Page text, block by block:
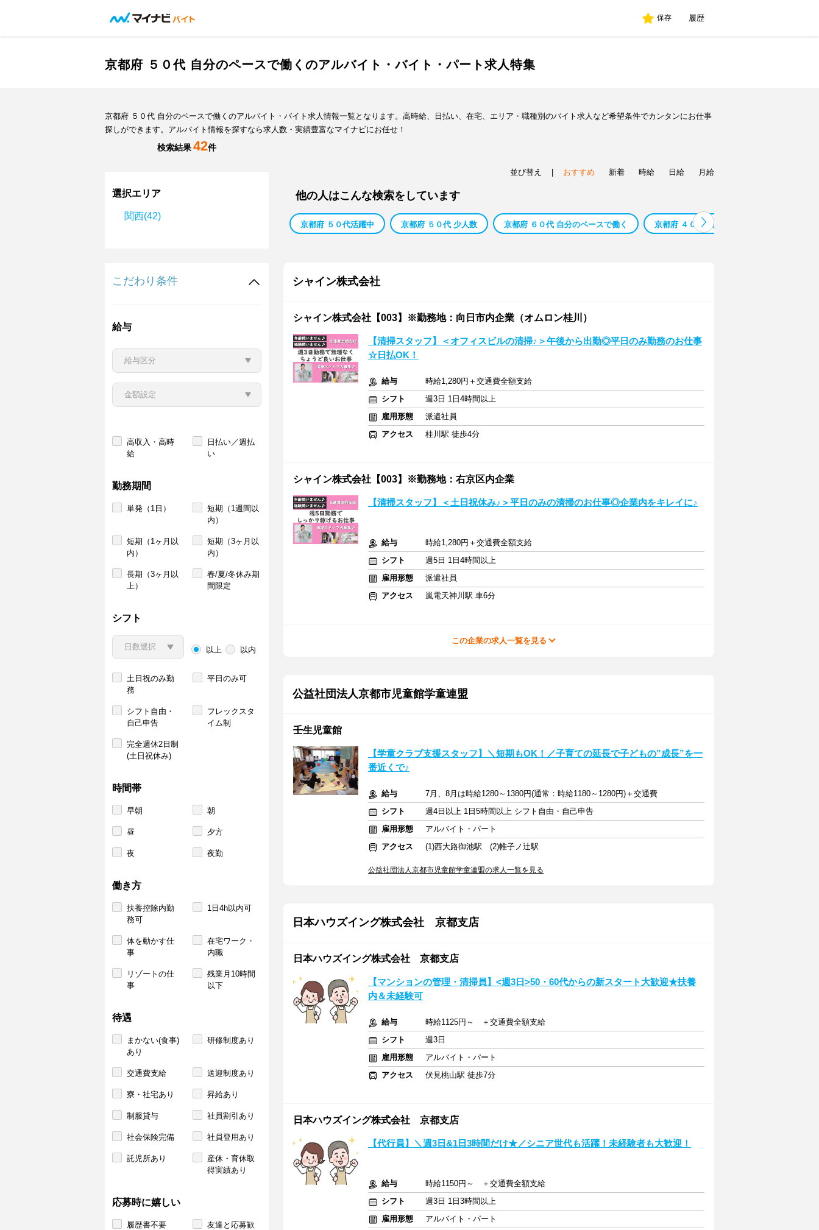
保存 履歴
京都府 ５０代 自分のペースで働くのアルバイト・バイト・パート求人特集
京都府 ５０代 自分のペースで働くのアルバイト・バイト求人情報一覧となります。高時給、日払い、在宅、エリア・職種別のバイト求人など希望条件でカンタンにお仕事
探しができます。アルバイト情報を探すなら求人数・実績豊富なマイナビにお任せ！
検索結果42件
選択エリア
関西(42)
こだわり条件
給与
高収入・高時
給
日払い／週払
い
勤務期間
単発（1日）
短期（1週間以
内）
短期（1ヶ月以
内）
短期（3ヶ月以
内）
長期（3ヶ月以
上）
春/夏/冬休み期
間限定
シフト
以上 以内
土日祝のみ勤
務
平日のみ可
シフト自由・
自己申告
フレックスタ
イム制
完全週休2日制
(土日祝休み)
時間帯
早朝 朝
昼 夕方
夜 夜勤
働き方
扶養控除内勤
務可
1日4h以内可
体を動かす仕
事
在宅ワーク・
内職
リゾートの仕
事
残業月10時間
以下
待遇
まかない(食事)
あり
研修制度あり
交通費支給 送迎制度あり
寮・社宅あり 昇給あり
制服貸与 社員割引あり
社会保険完備 社員登用あり
託児所あり
産休・育休取
得実績あり
応募時に嬉しい
履歴書不要
友達と応募歓
並び替え おすすめ 新着 時給 日給 月給
他の人はこんな検索をしています
京都府 ５０代活躍中 京都府 ５０代 少人数 京都府 ６０代 自分のペースで働く 京都府 ４０代 自分のペースで働く
シャイン株式会社
シャイン株式会社【003】※勤務地：向日市内企業（オムロン桂川）
【清掃スタッフ】＜オフィスビルの清掃♪＞午後から出勤◎平日のみ勤務のお仕事
☆日払OK！
給与
時給1,280円＋交通費全額支給
シフト
週3日 1日4時間以上
雇用形態
派遣社員
アクセス
桂川駅 徒歩4分
シャイン株式会社【003】※勤務地：右京区内企業
【清掃スタッフ】＜土日祝休み♪＞平日のみの清掃のお仕事◎企業内をキレイに♪
給与
時給1,280円＋交通費全額支給
シフト
週5日 1日4時間以上
雇用形態
派遣社員
アクセス
嵐電天神川駅 車6分
この企業の求人一覧を見る
公益社団法人京都市児童館学童連盟
壬生児童館
【学童クラブ支援スタッフ】＼短期もOK！／子育ての延長で子どもの”成長”を一
番近くで♪
給与
7月、8月は時給1280～1380円(通常：時給1180～1280円)＋交通費
シフト
週4日以上 1日5時間以上 シフト自由・自己申告
雇用形態
アルバイト・パート
アクセス
(1)西大路御池駅 (2)帷子ノ辻駅
公益社団法人京都市児童館学童連盟の求人一覧を見る
日本ハウズイング株式会社 京都支店
日本ハウズイング株式会社 京都支店
【マンションの管理・清掃員】<週3日>50・60代からの新スタート大歓迎★扶養
内＆未経験可
給与
時給1125円～ ＋交通費全額支給
シフト
週3日
雇用形態
アルバイト・パート
アクセス
伏見桃山駅 徒歩7分
日本ハウズイング株式会社 京都支店
【代行員】＼週3日&1日3時間だけ★／シニア世代も活躍！未経験者も大歓迎！
給与
時給1150円～ ＋交通費全額支給
シフト
週3日 1日3時間以上
雇用形態
アルバイト・パート